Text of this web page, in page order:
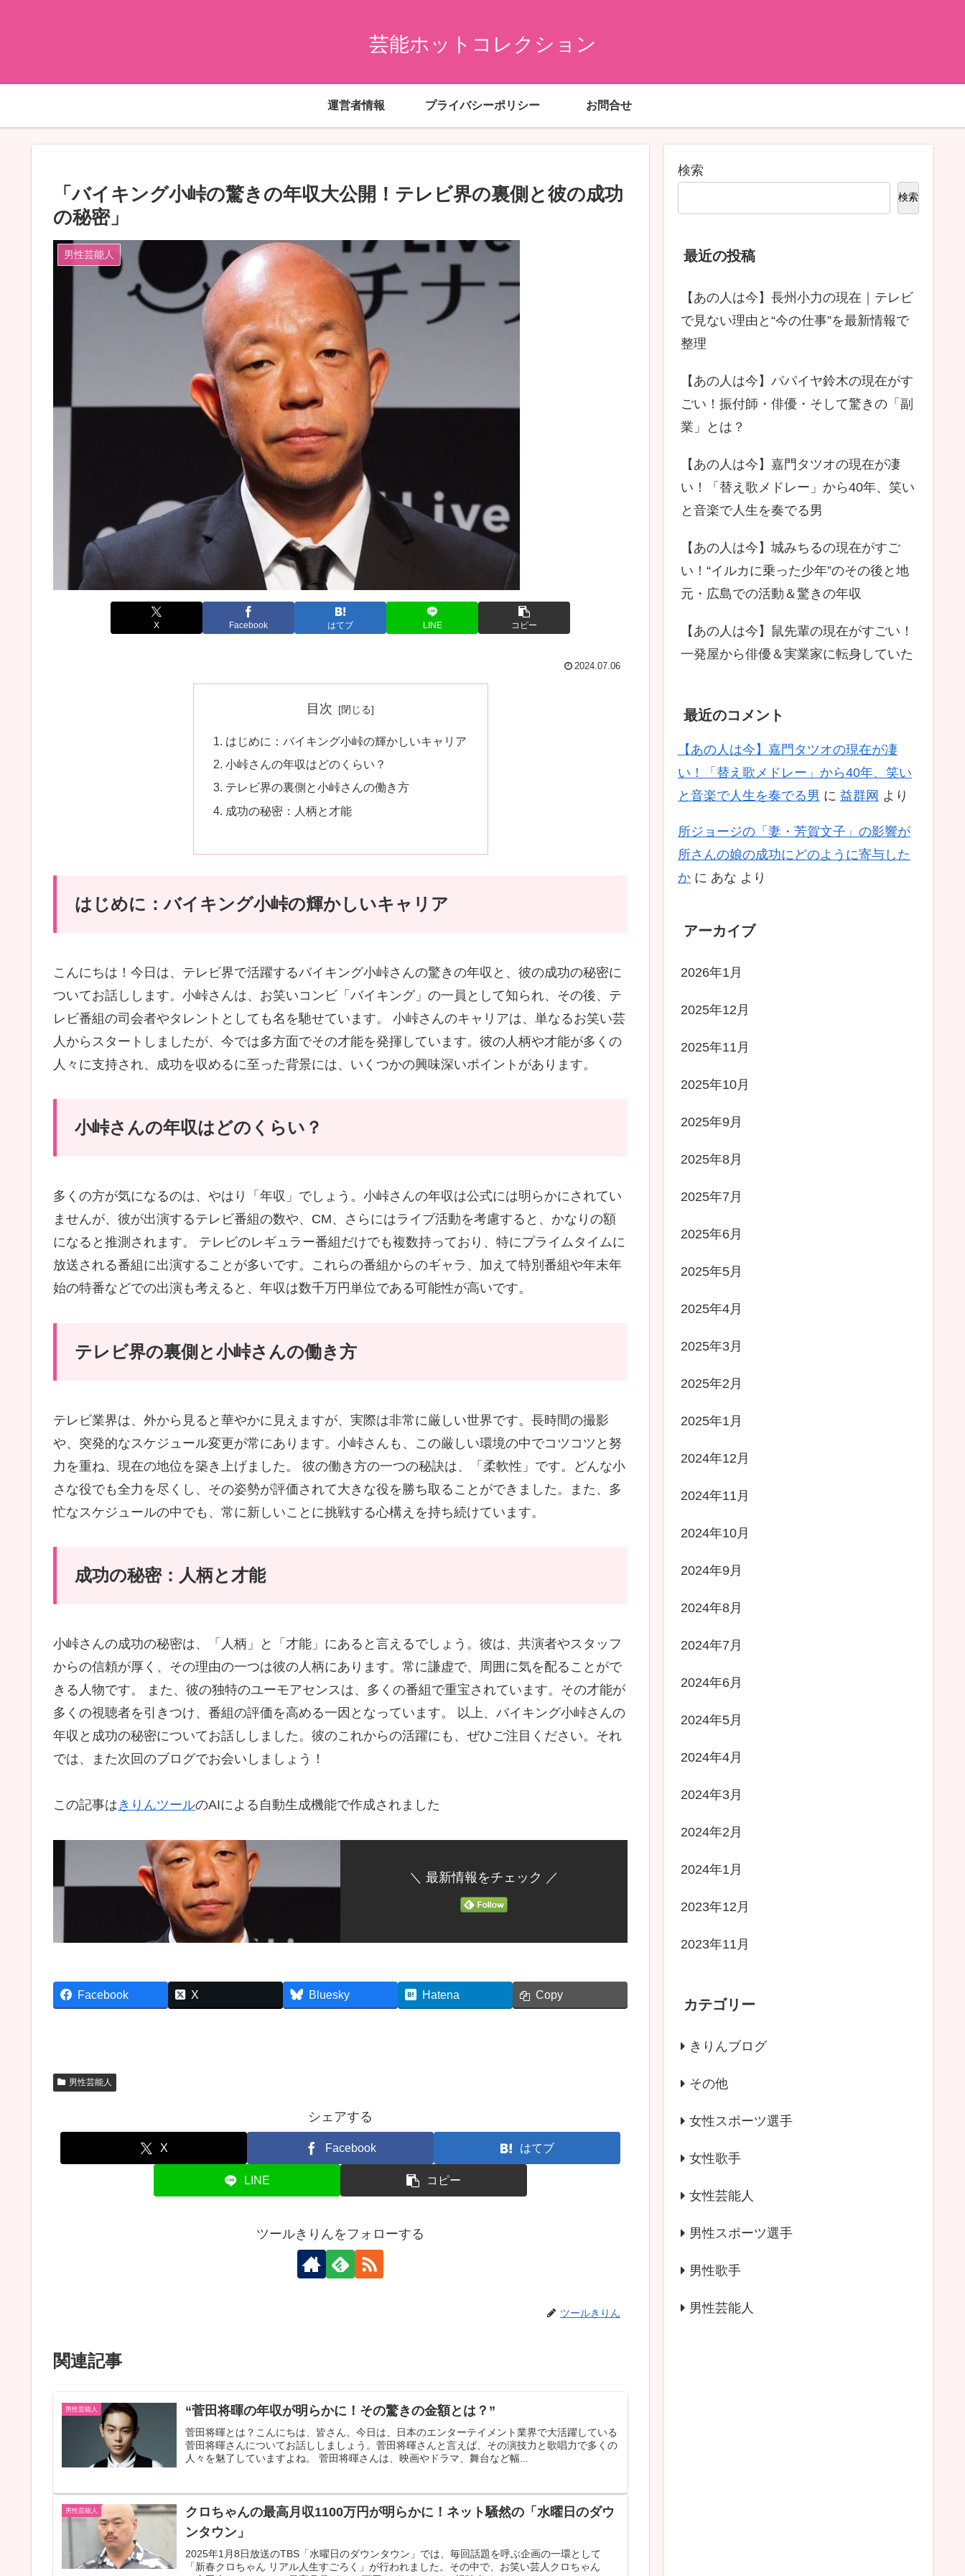
芸能ホットコレクション
運営者情報 プライバシーポリシー お問合せ
「バイキング小峠の驚きの年収大公開！テレビ界の裏側と彼の成功
の秘密」
男性芸能人
X Facebook はてブ LINE コピー
2024.07.06
目次
はじめに：バイキング小峠の輝かしいキャリア
小峠さんの年収はどのくらい？
テレビ界の裏側と小峠さんの働き方
成功の秘密：人柄と才能
はじめに：バイキング小峠の輝かしいキャリア
こんにちは！今日は、テレビ界で活躍するバイキング小峠さんの驚きの年収と、彼の成功の秘密に
ついてお話しします。小峠さんは、お笑いコンビ「バイキング」の一員として知られ、その後、テ
レビ番組の司会者やタレントとしても名を馳せています。 小峠さんのキャリアは、単なるお笑い芸
人からスタートしましたが、今では多方面でその才能を発揮しています。彼の人柄や才能が多くの
人々に支持され、成功を収めるに至った背景には、いくつかの興味深いポイントがあります。
小峠さんの年収はどのくらい？
多くの方が気になるのは、やはり「年収」でしょう。小峠さんの年収は公式には明らかにされてい
ませんが、彼が出演するテレビ番組の数や、CM、さらにはライブ活動を考慮すると、かなりの額
になると推測されます。 テレビのレギュラー番組だけでも複数持っており、特にプライムタイムに
放送される番組に出演することが多いです。これらの番組からのギャラ、加えて特別番組や年末年
始の特番などでの出演も考えると、年収は数千万円単位である可能性が高いです。
テレビ界の裏側と小峠さんの働き方
テレビ業界は、外から見ると華やかに見えますが、実際は非常に厳しい世界です。長時間の撮影
や、突発的なスケジュール変更が常にあります。小峠さんも、この厳しい環境の中でコツコツと努
力を重ね、現在の地位を築き上げました。 彼の働き方の一つの秘訣は、「柔軟性」です。どんな小
さな役でも全力を尽くし、その姿勢が評価されて大きな役を勝ち取ることができました。また、多
忙なスケジュールの中でも、常に新しいことに挑戦する心構えを持ち続けています。
成功の秘密：人柄と才能
小峠さんの成功の秘密は、「人柄」と「才能」にあると言えるでしょう。彼は、共演者やスタッフ
からの信頼が厚く、その理由の一つは彼の人柄にあります。常に謙虚で、周囲に気を配ることがで
きる人物です。 また、彼の独特のユーモアセンスは、多くの番組で重宝されています。その才能が
多くの視聴者を引きつけ、番組の評価を高める一因となっています。 以上、バイキング小峠さんの
年収と成功の秘密についてお話ししました。彼のこれからの活躍にも、ぜひご注目ください。それ
では、また次回のブログでお会いしましょう！
この記事はきりんツールのAIによる自動生成機能で作成されました
＼ 最新情報をチェック ／
Facebook X Bluesky Hatena Copy
男性芸能人
シェアする
X Facebook はてブ
LINE コピー
ツールきりんをフォローする
ツールきりん
関連記事
男性芸能人 “菅田将暉の年収が明らかに！その驚きの金額とは？”
菅田将暉とは？こんにちは、皆さん。今日は、日本のエンターテイメント業界で大活躍している
菅田将暉さんについてお話ししましょう。菅田将暉さんと言えば、その演技力と歌唱力で多くの
人々を魅了していますよね。 菅田将暉さんは、映画やドラマ、舞台など幅...
男性芸能人
クロちゃんの最高月収1100万円が明らかに！ネット騒然の「水曜日のダウ
ンタウン」
2025年1月8日放送のTBS「水曜日のダウンタウン」では、毎回話題を呼ぶ企画の一環として
「新春クロちゃん リアル人生すごろく」が行われました。その中で、お笑い芸人クロちゃん
検索
検索
最近の投稿
【あの人は今】長州小力の現在｜テレビ
で見ない理由と“今の仕事”を最新情報で
整理
【あの人は今】パパイヤ鈴木の現在がす
ごい！振付師・俳優・そして驚きの「副
業」とは？
【あの人は今】嘉門タツオの現在が凄
い！「替え歌メドレー」から40年、笑い
と音楽で人生を奏でる男
【あの人は今】城みちるの現在がすご
い！“イルカに乗った少年”のその後と地
元・広島での活動＆驚きの年収
【あの人は今】鼠先輩の現在がすごい！
一発屋から俳優＆実業家に転身していた
最近のコメント
【あの人は今】嘉門タツオの現在が凄
い！「替え歌メドレー」から40年、笑い
と音楽で人生を奏でる男 に 益群网 より
所ジョージの「妻・芳賀文子」の影響が
所さんの娘の成功にどのように寄与した
か に あな より
アーカイブ
2026年1月
2025年12月
2025年11月
2025年10月
2025年9月
2025年8月
2025年7月
2025年6月
2025年5月
2025年4月
2025年3月
2025年2月
2025年1月
2024年12月
2024年11月
2024年10月
2024年9月
2024年8月
2024年7月
2024年6月
2024年5月
2024年4月
2024年3月
2024年2月
2024年1月
2023年12月
2023年11月
カテゴリー
きりんブログ
その他
女性スポーツ選手
女性歌手
女性芸能人
男性スポーツ選手
男性歌手
男性芸能人